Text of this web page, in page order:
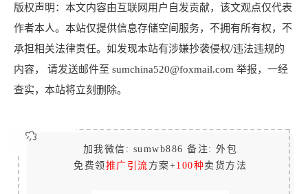
版权声明：本文内容由互联网用户自发贡献，该文观点仅代表
作者本人。本站仅提供信息存储空间服务，不拥有所有权，不
承担相关法律责任。如发现本站有涉嫌抄袭侵权/违法违规的
内容， 请发送邮件至 sumchina520@foxmail.com 举报，一经
查实，本站将立刻删除。
加我微信: sumwb886 备注: 外包
免费领 推广引流 方案+100种卖货方法